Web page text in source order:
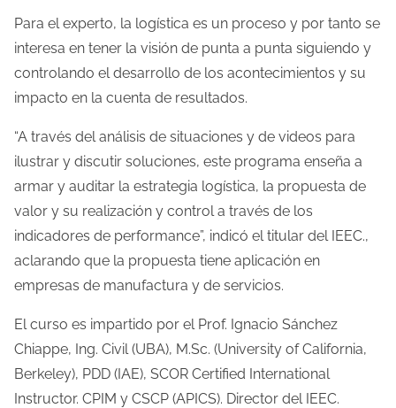
a
e
t
a
d
a
Para el experto, la logística es un proceso y por tanto se
interesa en tener la visión de punta a punta siguiendo y
controlando el desarrollo de los acontecimientos y su
impacto en la cuenta de resultados.
“A través del análisis de situaciones y de videos para
ilustrar y discutir soluciones, este programa enseña a
armar y auditar la estrategia logística, la propuesta de
valor y su realización y control a través de los
indicadores de performance”, indicó el titular del IEEC.,
aclarando que la propuesta tiene aplicación en
empresas de manufactura y de servicios.
El curso es impartido por el Prof. Ignacio Sánchez
Chiappe, Ing. Civil (UBA), M.Sc. (University of California,
Berkeley), PDD (IAE), SCOR Certified International
Instructor. CPIM y CSCP (APICS). Director del IEEC.